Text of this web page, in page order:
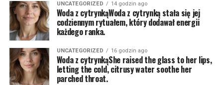
UNCATEGORIZED 14 godzin ago
Woda z cytrynkąWoda z cytrynką stała się jej
codziennym rytuałem, który dodawał energii
każdego ranka.
UNCATEGORIZED 16 godzin ago
Woda z cytrynkąShe raised the glass to her lips,
letting the cold, citrusy water soothe her
parched throat.